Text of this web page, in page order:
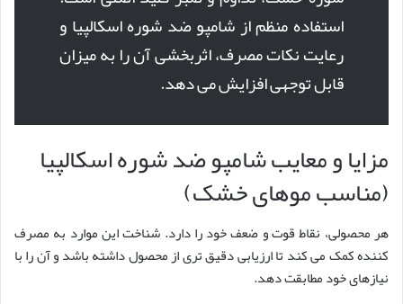
استفاده منظم از شامپو ضد شوره اسکالپیا و
رعایت نکات مصرف، اثربخشی آن را به میزان
قابل توجهی افزایش می دهد.
مزایا و معایب شامپو ضد شوره اسکالپیا
(مناسب موهای خشک)
هر محصولی، نقاط قوت و ضعف خود را دارد. شناخت این موارد به مصرف
کننده کمک می کند تا ارزیابی دقیق تری از محصول داشته باشد و آن را با
نیازهای خود مطابقت دهد.